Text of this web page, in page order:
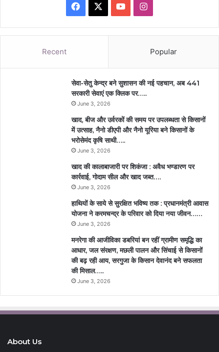
Facebook YouTubeInstagram
Recent Popular
सेवा-सेतु केन्द्र बने सुशासन की नई पहचान, अब 441
सरकारी सेवाएं एक क्लिक पर…..
June 3, 2026
खाद, बीज और उर्वरकों की समय पर उपलब्धता से किसानों
में उत्साह, नैनो डीएपी और नैनो यूरिया बने किसानों के
भरोसेमंद कृषि साथी…..
June 3, 2026
खाद की कालाबाजारी पर शिकंजा : अवैध भण्डारण पर
कार्रवाई, गोदाम सील और खाद जब्त….
June 3, 2026
हाथियों के साये से सुरक्षित भविष्य तक : प्रधानमंत्री आवास
योजना ने करमचन्द्र के परिवार को दिया नया जीवन……
June 3, 2026
मनरेगा की आजीविका डबरियां बन रहीं ग्रामीण समृद्धि का
आधार, जल संरक्षण, मछली पालन और सिंचाई से किसानों
की बढ़ रही आय, सरगुजा के किसान देवानंद बने सफलता
की मिसाल…..
June 3, 2026
About Us